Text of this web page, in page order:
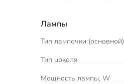
Лампы
Тип лампочки (основной)
Тип цоколя
Мощность лампы, W